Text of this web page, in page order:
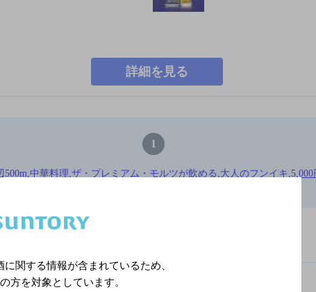
詳細を見る
1
中華料理,ザ・プレミアム・モルツが飲める,大人のフンイキ,5,000
関連ページ
関する情報が含まれているため、
方を対象としています。